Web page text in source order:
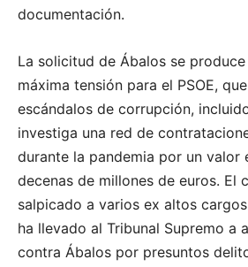
documentación.
La solicitud de Ábalos se
máxima tensión para el PSOE,
escándalos de corrupción,
investiga una red de
durante la pandemia por un valor
decenas de millones de euros. El
salpicado a varios ex altos
ha llevado al Tribunal Supremo a
contra Ábalos por presuntos